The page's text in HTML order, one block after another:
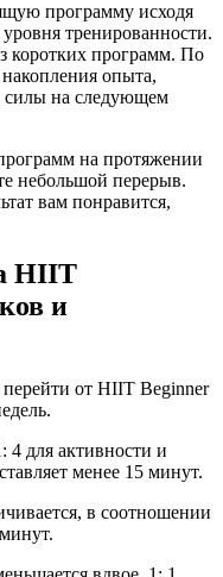
программу исходя
тренированности.
коротких программ. По
опыта,
силы на следующем
на протяжении
небольшой перерыв.
вам понравится,
HIIT
и
от HIIT Beginner
4 для активности и
менее 15 минут.
в соотношении